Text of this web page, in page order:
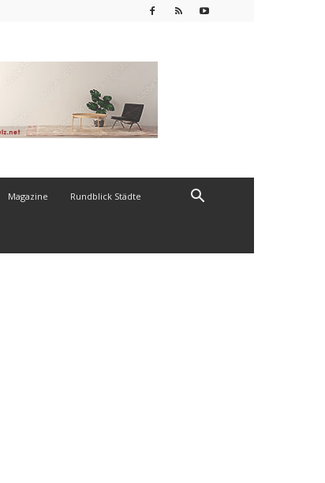
Magazine Rundblick Städte